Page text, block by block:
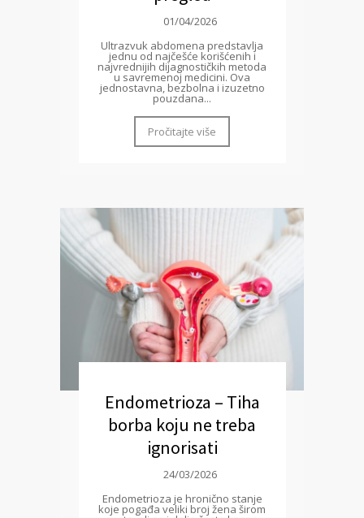
01/04/2026
Ultrazvuk abdomena predstavlja
jednu od najčešće korišćenih i
najvrednijih dijagnostičkih metoda
u savremenoj medicini. Ova
jednostavna, bezbolna i izuzetno
pouzdana...
Pročitajte više
Endometrioza – Tiha
borba koju ne treba
ignorisati
24/03/2026
Endometrioza je hronično stanje
koje pogađa veliki broj žena širom